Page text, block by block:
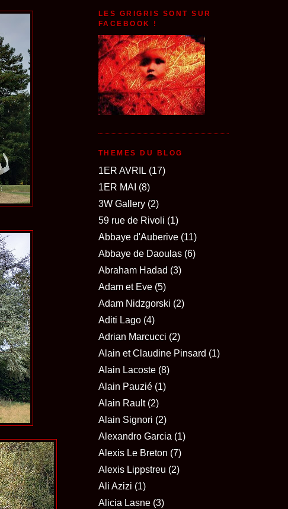
LES GRIGRIS SONT SUR
FACEBOOK !
THEMES DU BLOG
1ER AVRIL (17)
1ER MAI (8)
3W Gallery (2)
59 rue de Rivoli (1)
Abbaye d'Auberive (11)
Abbaye de Daoulas (6)
Abraham Hadad (3)
Adam et Eve (5)
Adam Nidzgorski (2)
Aditi Lago (4)
Adrian Marcucci (2)
Alain et Claudine Pinsard (1)
Alain Lacoste (8)
Alain Pauzié (1)
Alain Rault (2)
Alain Signori (2)
Alexandro Garcia (1)
Alexis Le Breton (7)
Alexis Lippstreu (2)
Ali Azizi (1)
Alicia Lasne (3)